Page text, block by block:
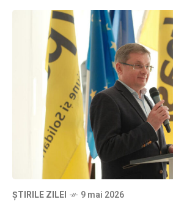
ȘTIRILE ZILEI 9 mai 2026